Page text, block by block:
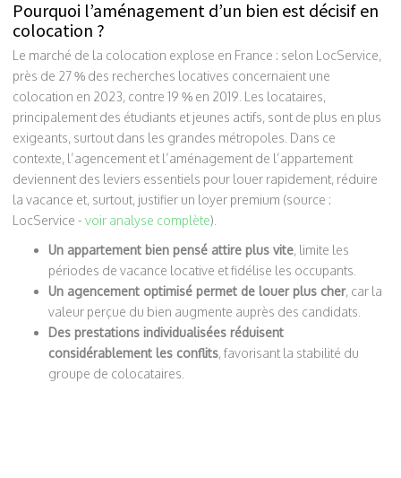
Pourquoi l’aménagement d’un bien est décisif en
colocation ?
Le marché de la colocation explose en France : selon LocService,
près de 27 % des recherches locatives concernaient une
colocation en 2023, contre 19 % en 2019. Les locataires,
principalement des étudiants et jeunes actifs, sont de plus en plus
exigeants, surtout dans les grandes métropoles. Dans ce
contexte, l’agencement et l’aménagement de l’appartement
deviennent des leviers essentiels pour louer rapidement, réduire
la vacance et, surtout, justifier un loyer premium (source :
LocService - voir analyse complète).
Un appartement bien pensé attire plus vite, limite les
périodes de vacance locative et fidélise les occupants.
Un agencement optimisé permet de louer plus cher, car la
valeur perçue du bien augmente auprès des candidats.
Des prestations individualisées réduisent
considérablement les conflits, favorisant la stabilité du
groupe de colocataires.